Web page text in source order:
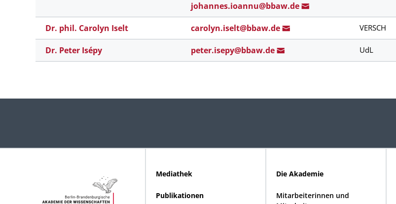
johannes.ioannu@bbaw.de
Dr. phil. Carolyn Iselt carolyn.iselt@bbaw.de VERSCH
Dr. Peter Isépy peter.isepy@bbaw.de UdL
Mediathek
Publikationen
Die Akademie
Mitarbeiterinnen und